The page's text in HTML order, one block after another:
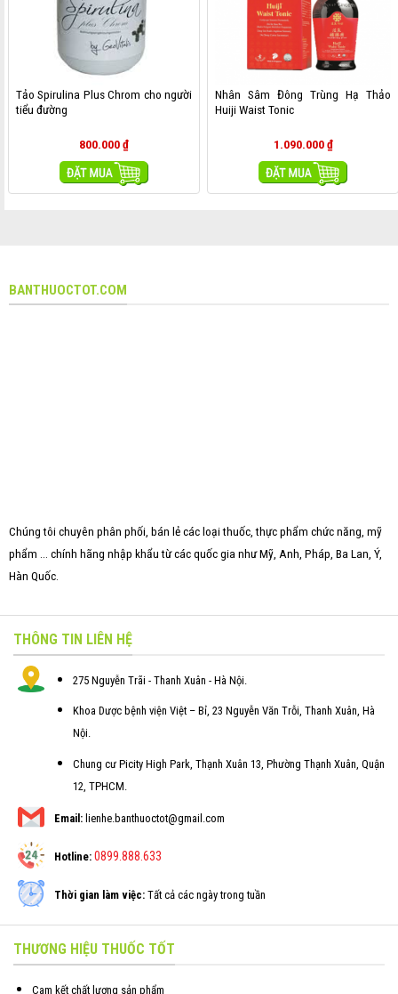
Tảo Spirulina Plus Chrom cho người
tiểu đường
800.000₫
MUA HÀNG
Nhân Sâm Đông Trùng Hạ Thảo
Huiji Waist Tonic
1.090.000₫
MUA HÀNG
BANTHUOCTOT.COM
Chúng tôi chuyên phân phối, bán lẻ các loại thuốc, thực phẩm chức năng, mỹ
phẩm ... chính hãng nhập khẩu từ các quốc gia như Mỹ, Anh, Pháp, Ba Lan, Ý,
Hàn Quốc.
THÔNG TIN LIÊN HỆ
275 Nguyễn Trãi - Thanh Xuân - Hà Nội.
Khoa Dược bệnh viện Việt – Bỉ, 23 Nguyễn Văn Trỗi, Thanh Xuân, Hà
Nội.
Chung cư Picity High Park, Thạnh Xuân 13, Phường Thạnh Xuân, Quận
12, TPHCM.
Email: lienhe.banthuoctot@gmail.com
Hotline: 0899.888.633
Thời gian làm việc: Tất cả các ngày trong tuần
THƯƠNG HIỆU THUỐC TỐT
Cam kết chất lượng sản phẩm